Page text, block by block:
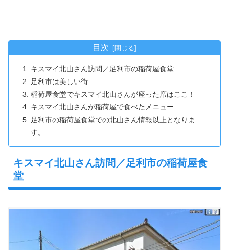
目次
キスマイ北山さん訪問／足利市の稲荷屋食堂
足利市は美しい街
稲荷屋食堂でキスマイ北山さんが座った席はここ！
キスマイ北山さんが稲荷屋で食べたメニュー
足利市の稲荷屋食堂での北山さん情報以上となりま
す。
キスマイ北山さん訪問／足利市の稲荷屋食
堂